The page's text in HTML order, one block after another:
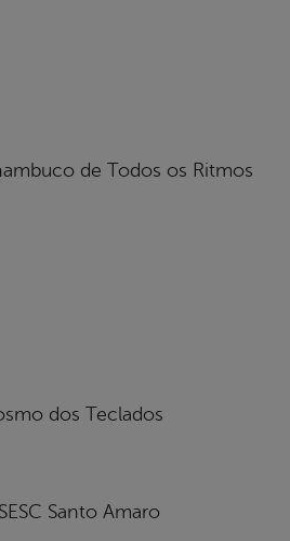
de Todos os Ritmos
dos Teclados
Santo Amaro